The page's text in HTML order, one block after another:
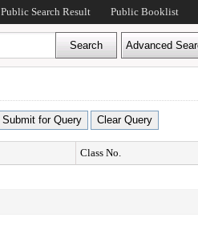
Public Search Result Public Booklist
Class No.